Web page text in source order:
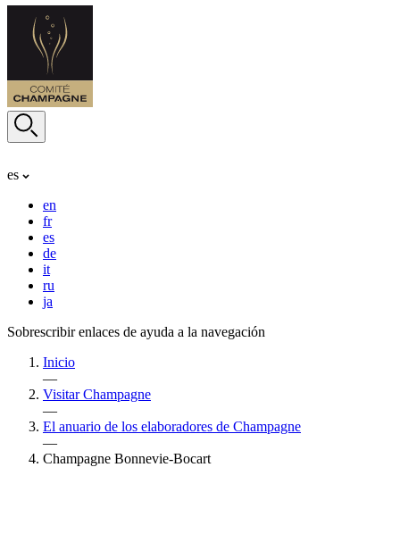
es
en
fr
es
de
it
ru
ja
Sobrescribir enlaces de ayuda a la navegación
Inicio
—
Visitar Champagne
—
El anuario de los elaboradores de Champagne
—
Champagne Bonnevie-Bocart